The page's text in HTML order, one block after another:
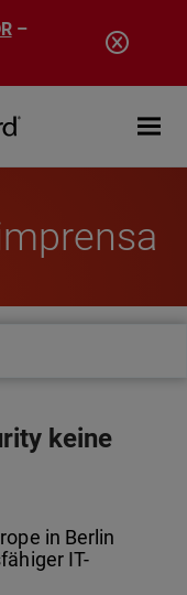
–
Open
keine
in Berlin
IT-